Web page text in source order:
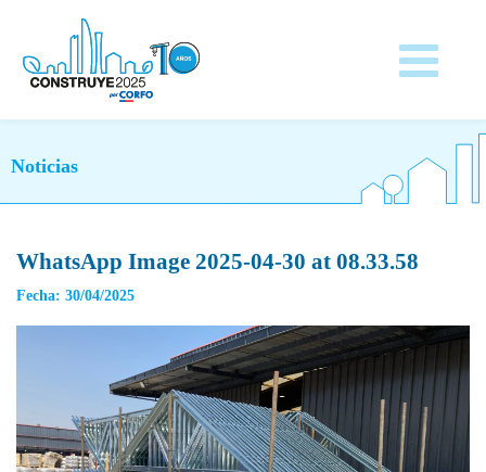
Noticias
WhatsApp Image 2025-04-30 at 08.33.58
Fecha: 30/04/2025